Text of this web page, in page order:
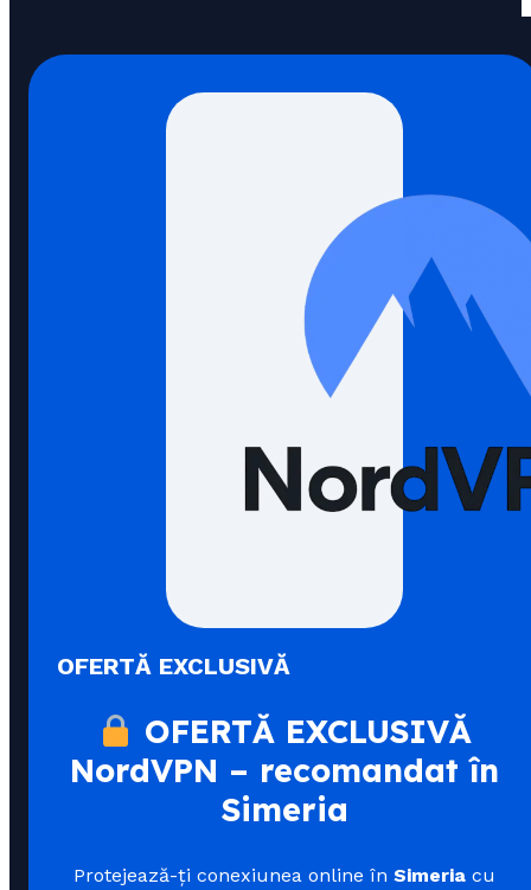
OFERTĂ EXCLUSIVĂ
OFERTĂ EXCLUSIVĂ
NordVPN – recomandat în
Simeria
Protejează-ți conexiunea online în Simeria cu